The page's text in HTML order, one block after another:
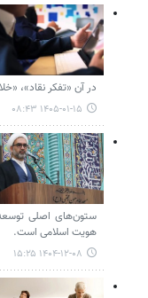
در آن «تفکر نقاد»،
۱۴۰۵-۰۱-۱۵ ۰۸:۴۳
ستون‌های اصلی
هویت اسلامی است.
۱۴۰۴-۱۲-۰۸ ۱۵:۲۵